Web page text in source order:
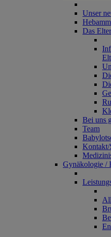
Unser
Das
Bei uns
Team
Kontakt/
Gynäkologie /